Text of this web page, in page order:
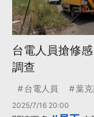
台電人員搶修
調查
台電人員 葉
2025/7/16 20:00